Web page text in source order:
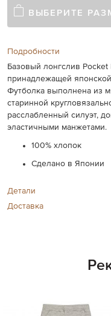
ВЫБЕРИТЕ
Подробности
Базовый лонгслив
принадлежащей
Футболка выполнена из
старинной
расслабленный силуэт,
эластичными манжетами.
100% хлопок
Сделано в Японии
Детали
Доставка